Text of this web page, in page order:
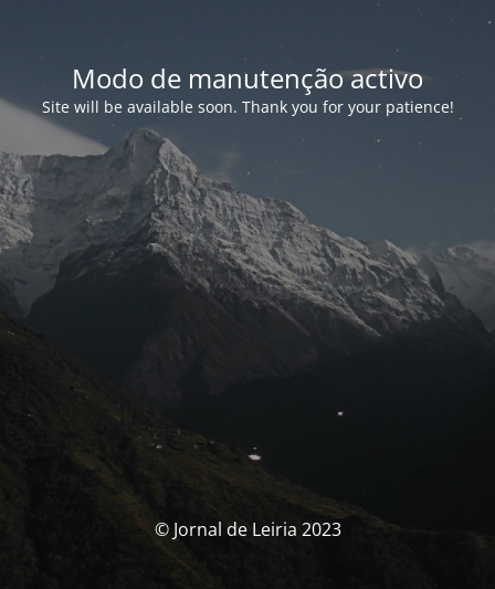
Modo de manutenção activo
Site will be available soon. Thank you for your patience!
© Jornal de Leiria 2023